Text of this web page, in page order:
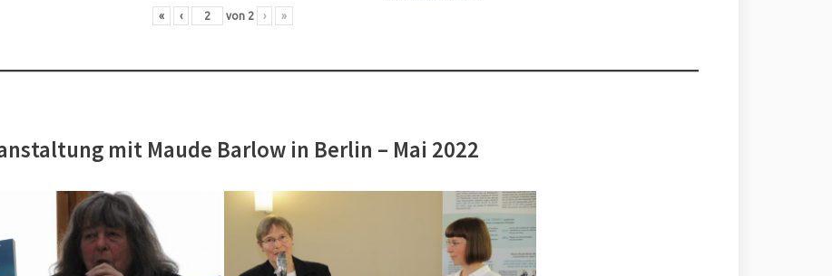
« ‹ von 2 › »
mit Maude Barlow in Berlin – Mai 2022